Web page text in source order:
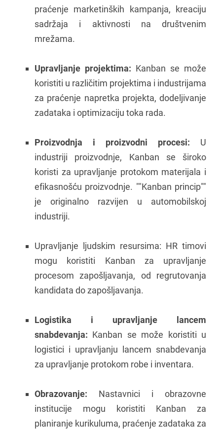
praćenje marketinških kampanja, kreaciju
sadržaja i aktivnosti na društvenim
mrežama.
Upravljanje projektima: Kanban se može
koristiti u različitim projektima i industrijama
za praćenje napretka projekta, dodeljivanje
zadataka i optimizaciju toka rada.
Proizvodnja i proizvodni procesi: U
industriji proizvodnje, Kanban se široko
koristi za upravljanje protokom materijala i
efikasnošću proizvodnje. ""Kanban princip""
je originalno razvijen u automobilskoj
industriji.
Upravljanje ljudskim resursima: HR timovi
mogu koristiti Kanban za upravljanje
procesom zapošljavanja, od regrutovanja
kandidata do zapošljavanja.
Logistika i upravljanje lancem
snabdevanja: Kanban se može koristiti u
logistici i upravljanju lancem snabdevanja
za upravljanje protokom robe i inventara.
Obrazovanje: Nastavnici i obrazovne
institucije mogu koristiti Kanban za
planiranje kurikuluma, praćenje zadataka za